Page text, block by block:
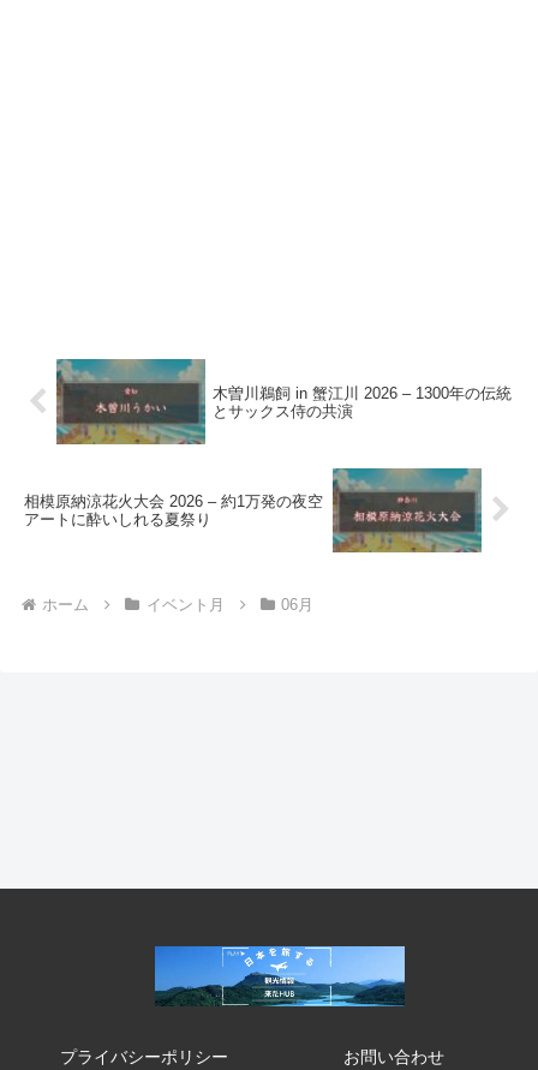
木曽川鵜飼 in 蟹江川 2026 – 1300年の伝統
とサックス侍の共演
相模原納涼花火大会 2026 – 約1万発の夜空
アートに酔いしれる夏祭り
ホーム イベント月 06月
プライバシーポリシー お問い合わせ